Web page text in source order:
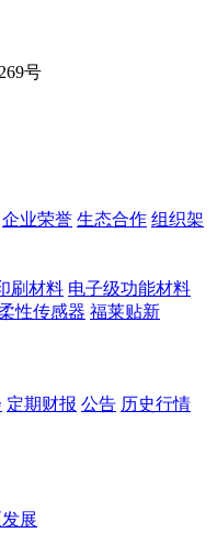
号
企业荣誉 生态合作 组织架
刷材料 电子级功能材料
性传感器 福莱贴新
定期财报 公告 历史行情
展